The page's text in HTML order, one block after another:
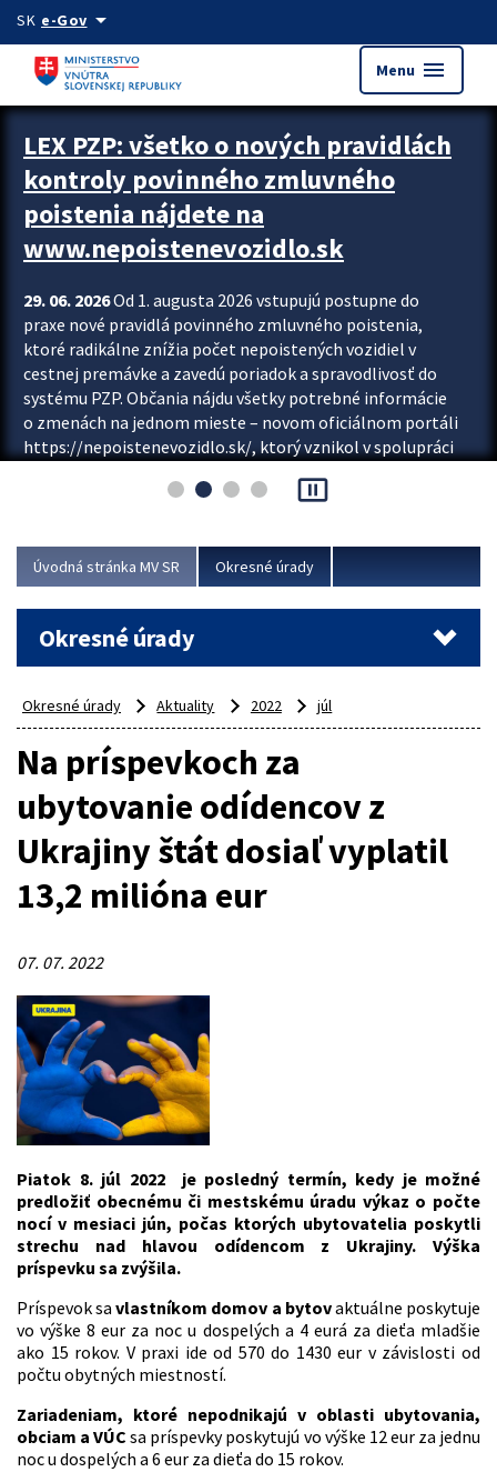
Preskocit na hlavný obsah
SK e-Govarrow_drop_down
Menu menu
Zastavit automatický posun upútavok
LEX PZP: všetko o nových pravidlách
kontroly povinného zmluvného
poistenia nájdete na
www.nepoistenevozidlo.sk
29. 06. 2026Od 1. augusta 2026 vstupujú postupne do
praxe nové pravidlá povinného zmluvného poistenia,
ktoré radikálne znížia počet nepoistených vozidiel v
cestnej premávke a zavedú poriadok a spravodlivosť do
systému PZP. Občania nájdu všetky potrebné informácie
o zmenách na jednom mieste – novom oficiálnom portáli
https://nepoistenevozidlo.sk/, ktorý vznikol v spolupráci
asociácie poisťovní (SLASPO) a Ministerstva vnútra SR.
Viac
pause_presentation
Úvodná stránka MV SR Okresné úrady
Okresné úrady
Okresné úrady Aktuality 2022 júl
Na príspevkoch za
ubytovanie odídencov z
Ukrajiny štát dosiaľ vyplatil
13,2 milióna eur
07. 07. 2022
Piatok 8. júl 2022 je posledný termín, kedy je možné
predložiť obecnému či mestskému úradu výkaz o počte
nocí v mesiaci jún, počas ktorých ubytovatelia poskytli
strechu nad hlavou odídencom z Ukrajiny. Výška
príspevku sa zvýšila.
Príspevok savlastníkom domov a bytovaktuálne poskytuje
vo výške 8 eur za noc u dospelých a 4 eurá za dieťa mladšie
ako 15 rokov. V praxi ide od 570 do 1430 eur v závislosti od
počtu obytných miestností.
Zariadeniam, ktoré nepodnikajú v oblasti ubytovania,
obciam a VÚC sa príspevky poskytujú vo výške 12 eur za jednu
noc u dospelých a 6 eur za dieťa do 15 rokov.